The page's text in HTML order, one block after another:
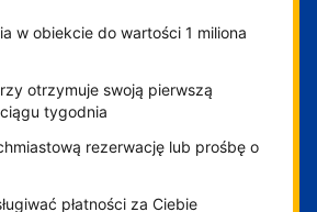
w obiekcie do wartości 1 miliona
otrzymuje swoją pierwszą
tygodnia
rezerwację lub prośbę o
płatności za Ciebie